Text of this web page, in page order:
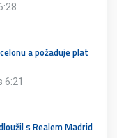
a požaduje plat
6:21
s Realem Madrid